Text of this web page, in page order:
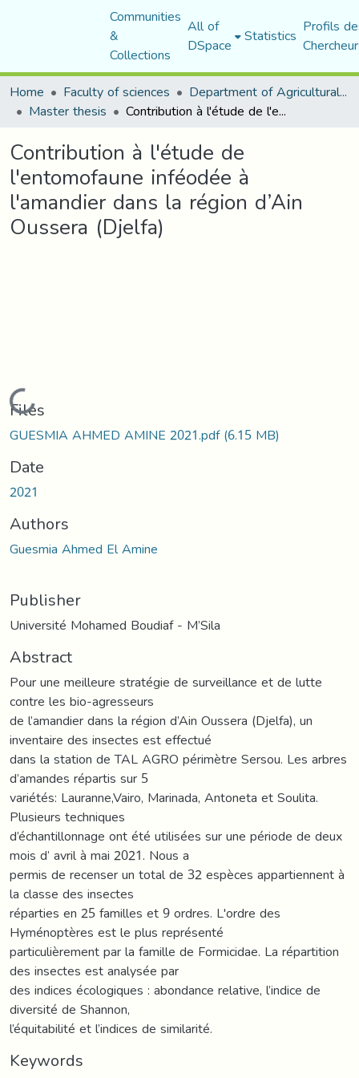
Communities
&
Collections
All of
DSpace Statistics Profils
Home
Faculty of sciences Department of Agricultural Sciences
Master thesis Contribution à l'étude de l'entomofaune inféodée à l'amandier dans la région d’Ain Oussera (Djelfa)
Contribution à l'étude de
l'entomofaune inféodée à
l'amandier dans la région d’Ain
Oussera (Djelfa)
Loading...
Files
GUESMIA AHMED AMINE 2021.pdf(6.15 MB)
Date
2021
Authors
Guesmia Ahmed El Amine
Publisher
Université Mohamed Boudiaf - M’Sila
Abstract
Pour une meilleure stratégie de surveillance et de lutte
contre les bio-agresseurs
de l’amandier dans la région d’Ain Oussera (Djelfa), un
inventaire des insectes est effectué
dans la station de TAL AGRO périmètre Sersou. Les arbres
d’amandes répartis sur 5
variétés: Lauranne,Vairo, Marinada, Antoneta et Soulita.
Plusieurs techniques
d’échantillonnage ont été utilisées sur une période de deux
mois d’ avril à mai 2021. Nous a
permis de recenser un total de 32 espèces appartiennent à
la classe des insectes
réparties en 25 familles et 9 ordres. L'ordre des
Hyménoptères est le plus représenté
particulièrement par la famille de Formicidae. La répartition
des insectes est analysée par
des indices écologiques : abondance relative, l’indice de
diversité de Shannon,
l’équitabilité et l’indices de similarité.
Keywords